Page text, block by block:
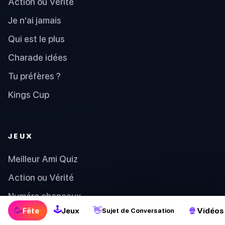
🥳Fête 🕹Jeux 👋Sujet de Conversation 🍿 Vidéos
Je n'ai jamais
Qui est le plus
Charade idées
Tu préfères ?
Kings Cup
JEUX
Meilleur Ami Quiz
Action ou Vérité
Numéro chanceux
Je n'ai jamais